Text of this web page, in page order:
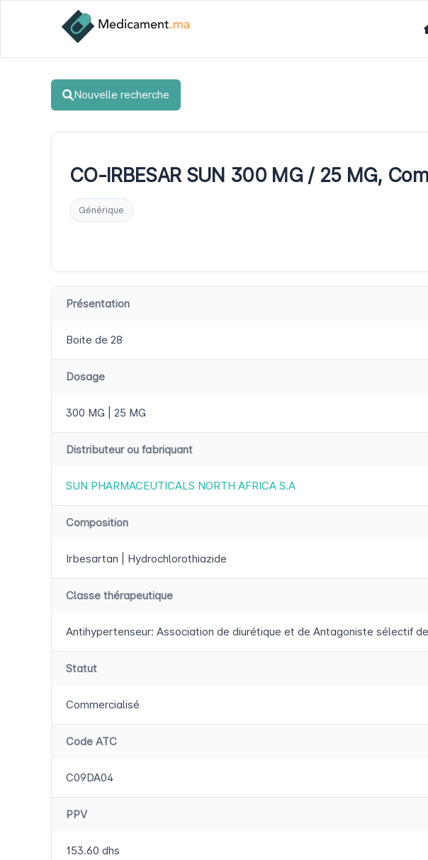
Nouvelle recherche
CO-IRBESAR SUN 300 MG / 25 MG,
Générique
Présentation
Boite de 28
Dosage
300 MG | 25 MG
Distributeur ou fabriquant
SUN PHARMACEUTICALS NORTH AFRICA S.A
Composition
Irbesartan | Hydrochlorothiazide
Classe thérapeutique
Antihypertenseur: Association de diurétique et de Antagoniste sélectif
Statut
Commercialisé
Code ATC
C09DA04
PPV
153.60 dhs